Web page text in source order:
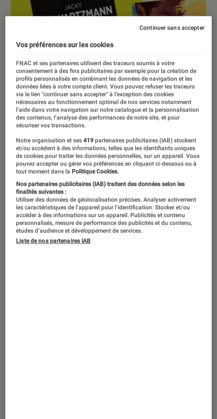
La Librairie de Sébastien : Mon sac de
SÉLECTION
Livres / BD • 04 juil. 2022
Vos préférences sur les cookies
FNAC et ses partenaires utilisent des traceurs soumis à votre
consentement à des fins publicitaires par exemple pour la création de
profils personnalisés en combinant les données de navigation et les
données liées à votre compte client. Vous pouvez refuser les traceurs
via le lien "continuer sans accepter" à l’exception des cookies
nécessaires au fonctionnement optimal de nos services notamment
l’aide dans votre navigation sur notre catalogue et la personnalisation
des contenus, l’analyse des performances de notre site, et pour
sécuriser vos transactions.
Notre organisation et ses419 partenaires publicitaires (IAB) stockent
et/ou accèdent à des informations, telles que les identifiants uniques
de cookies pour traiter les données personnelles, sur un appareil. Vous
pouvez accepter ou gérer vos préférences en cliquant ci-dessous ou à
tout moment dans la Politique Cookies.
Nos partenaires publicitaires (IAB) traitent des données selon les
finalités suivantes :
Utiliser des données de géolocalisation précises. Analyser activement
les caractéristiques de l’appareil pour l’identification. Stocker et/ou
accéder à des informations sur un appareil. Publicités et contenu
personnalisés, mesure de performance des publicités et du contenu,
études d’audience et développement de services.
Liste de nos partenaires IAB
Continuer sans accepter